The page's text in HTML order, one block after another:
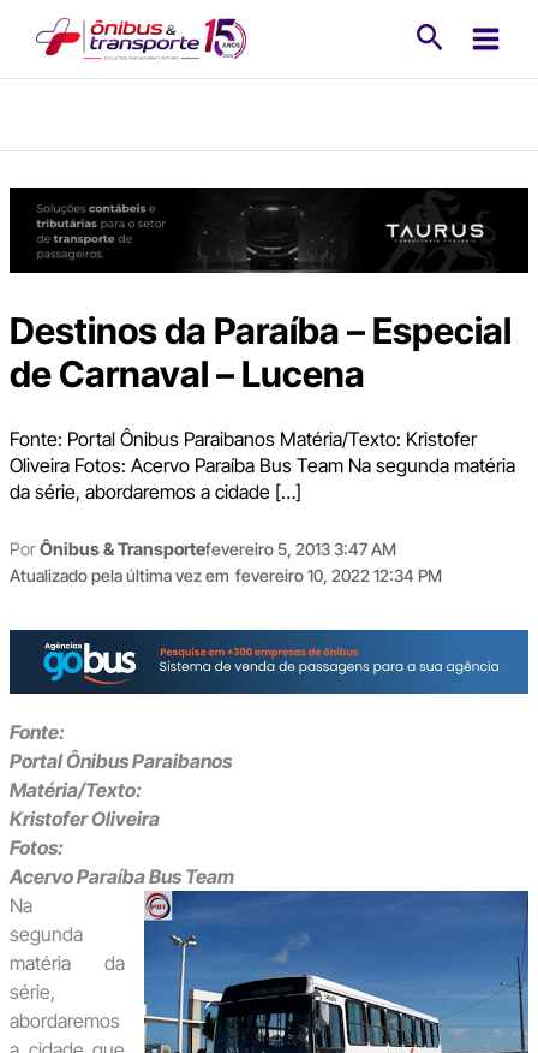
Destinos da Paraíba – Especial
de Carnaval – Lucena
Fonte: Portal Ônibus Paraibanos Matéria/Texto: Kristofer
Oliveira Fotos: Acervo Paraíba Bus Team Na segunda matéria
da série, abordaremos a cidade […]
PorÔnibus & Transportefevereiro 5, 2013 3:47 AM
Atualizado pela última vez em fevereiro 10, 2022 12:34 PM
Fonte:
Portal Ônibus Paraibanos
Matéria/Texto:
Kristofer Oliveira
Fotos:
Acervo Paraíba Bus Team
Na
segunda
matéria da
série,
abordaremos